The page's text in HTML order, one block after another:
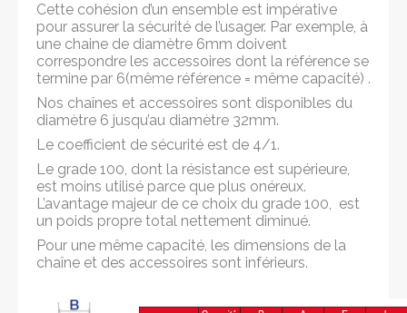
Cette cohésion d’un ensemble est impérative
pour assurer la sécurité de l’usager. Par exemple, à
une chaine de diamètre 6mm doivent
correspondre les accessoires dont la référence se
termine par 6(même référence = même capacité) .
Nos chaînes et accessoires sont disponibles du
diamètre 6 jusqu’au diamètre 32mm.
Le coefficient de sécurité est de 4/1.
Le grade 100, dont la résistance est supérieure,
est moins utilisé parce que plus onéreux.
L’avantage majeur de ce choix du grade 100, est
un poids propre total nettement diminué.
Pour une même capacité, les dimensions de la
chaîne et des accessoires sont inférieurs.